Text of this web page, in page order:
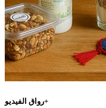
رواق الفيديو+